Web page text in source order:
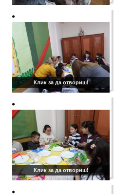
Клик за да отвориш!
Клик за да отвориш!